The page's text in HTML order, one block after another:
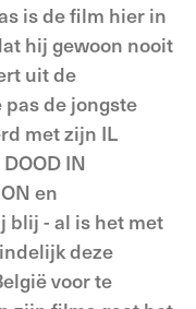
is de film hier in
hij gewoon nooit
uit de
de jongste
met zijn IL
IN
en
blij - al is het met
deze
voor te